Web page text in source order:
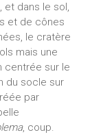
dans le sol,
et de cônes
le cratère
mais une
centrée sur le
du socle sur
par
, coup.